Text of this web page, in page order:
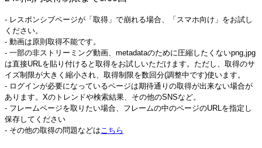
- レスポンシブページが「取得」で崩れる場合、「スマホ向け」をお試し
ください。
- 動画は原則取得不能です。
- 一部の非ストリーミング動画、metadataのために圧縮したくないpng,jpg
は直接URLを貼り付けると取得をお試しいただけます。ただし、取得のサ
イズ制限が大きく縮小され、取得制限を数回分(調整中です)使います。
- ログインが必要になっているページは期待通りの取得が出来ない場合が
あります。Xのトレンドや検索結果、その他のSNSなど。
- フレームページを取りたい場合、フレームの中のページのURLを指定し
保存してください
- その他の取得の問題などはこちら